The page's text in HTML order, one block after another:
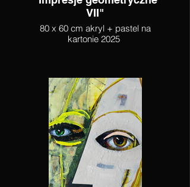
VII"
80 x 60 cm akryl + pastel na
kartonie 2025